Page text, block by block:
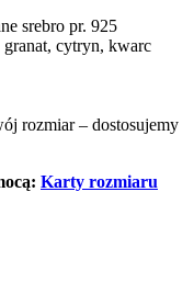
srebro pr. 925
cytryn, kwarc
rozmiar – dostosujemy
Karty rozmiaru